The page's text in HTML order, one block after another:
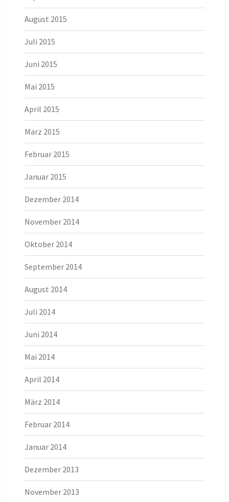
August 2015
Juli 2015
Juni 2015
Mai 2015
April 2015
März 2015
Februar 2015
Januar 2015
Dezember 2014
November 2014
Oktober 2014
September 2014
August 2014
Juli 2014
Juni 2014
Mai 2014
April 2014
März 2014
Februar 2014
Januar 2014
Dezember 2013
November 2013